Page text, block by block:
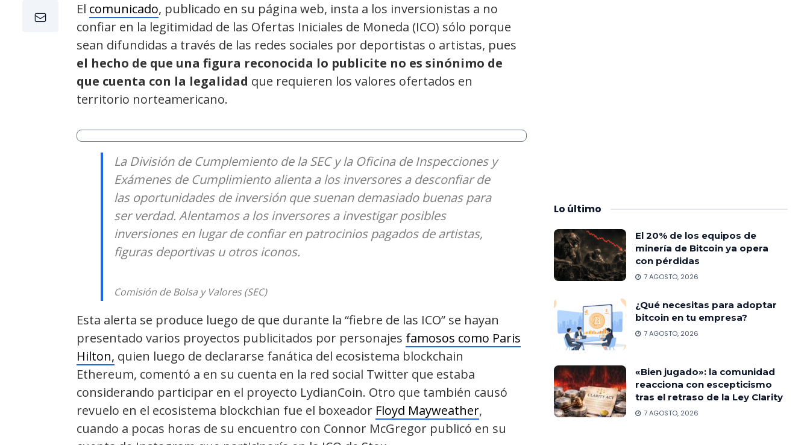
El comunicado, publicado en su página web, insta a los inversionistas a no
confiar en la legitimidad de las Ofertas Iniciales de Moneda (ICO) sólo porque
sean difundidas a través de las redes sociales por deportistas o artistas, pues
el hecho de que una figura reconocida lo publicite no es sinónimo de
que cuenta con la legalidad que requieren los valores ofertados en
territorio norteamericano.
La División de Cumplemiento de la SEC y la Oficina de Inspecciones y
Exámenes de Cumplimiento alienta a los inversores a desconfiar de
las oportunidades de inversión que suenan demasiado buenas para
ser verdad. Alentamos a los inversores a investigar posibles
inversiones en lugar de confiar en patrocinios pagados de artistas,
figuras deportivas u otros iconos.
Comisión de Bolsa y Valores (SEC)
Esta alerta se produce luego de que durante la “fiebre de las ICO” se hayan
presentado varios proyectos publicitados por personajes famosos como Paris
Hilton, quien luego de declararse fanática del ecosistema blockchain
Ethereum, comentó a en su cuenta en la red social Twitter que estaba
considerando participar en el proyecto LydianCoin. Otro que también causó
revuelo en el ecosistema blockchian fue el boxeador Floyd Mayweather,
cuando a pocas horas de su encuentro con Connor McGregor publicó en su
Lo último
El 20% de los equipos de
minería de Bitcoin ya opera
con pérdidas
7 AGOSTO, 2026
¿Qué necesitas para adoptar
bitcoin en tu empresa?
7 AGOSTO, 2026
«Bien jugado»: la comunidad
reacciona con escepticismo
tras el retraso de la Ley Clarity
7 AGOSTO, 2026